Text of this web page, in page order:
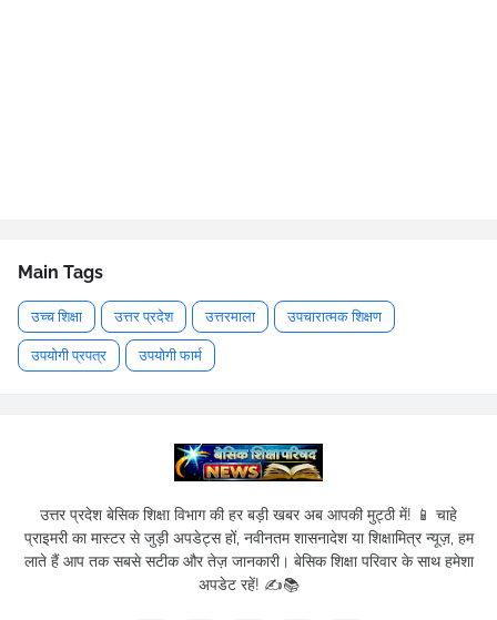
Main Tags
उच्च शिक्षा उत्तर प्रदेश उत्तरमाला उपचारात्मक शिक्षण
उपयोगी प्रपत्र उपयोगी फार्म
उत्तर प्रदेश बेसिक शिक्षा विभाग की हर बड़ी खबर अब आपकी मुट्ठी में! 📱 चाहे
प्राइमरी का मास्टर से जुड़ी अपडेट्स हों, नवीनतम शासनादेश या शिक्षामित्र न्यूज़, हम
लाते हैं आप तक सबसे सटीक और तेज़ जानकारी। बेसिक शिक्षा परिवार के साथ हमेशा
अपडेट रहें! ✍️📚